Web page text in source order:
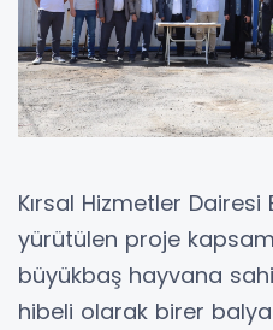
Kırsal Hizmetler Dairesi
yürütülen proje
büyükbaş hayvana
hibeli olarak birer